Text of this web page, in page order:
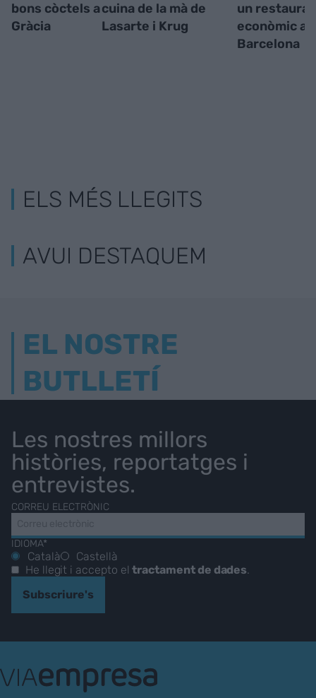
bons còctels a
Gràcia
cuina de la mà de
Lasarte i Krug
un
econòmic a
Barcelona
ELS MÉS LLEGITS
AVUI DESTAQUEM
EL NOSTRE
BUTLLETÍ
Les nostres millors
històries, reportatges i
entrevistes.
CORREU ELECTRÒNIC
IDIOMA*
Català
Castellà
He llegit i accepto eltractament de dades.
Subscriure's